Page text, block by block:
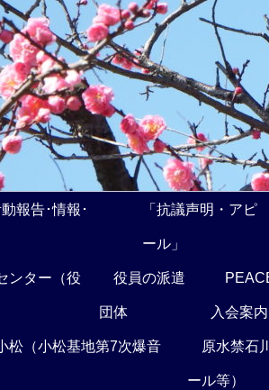
報告･情報･ 「抗議声明・アピ
ール」
ンター（役 役員の派遣
団体 入会案内
松（小松基地第7次爆音 原水禁石
ール等）